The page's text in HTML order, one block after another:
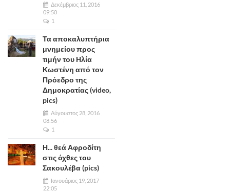
Δεκέμβριος 11, 2016
09:50
1
Τα αποκαλυπτήρια
μνημείου προς
τιμήν του Ηλία
Κωστένη από τον
Πρόεδρο της
Δημοκρατίας (video,
pics)
Αύγουστος 28, 2016
08:56
1
Η... θεά Αφροδίτη
στις όχθες του
Σακουλέβα (pics)
Ιανουάριος 19, 2017
22:05